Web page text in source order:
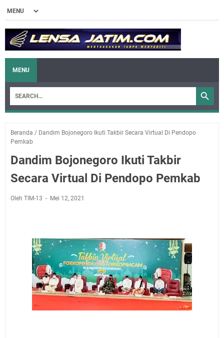
MENU
Beranda / Dandim Bojonegoro Ikuti Takbir Secara Virtual Di Pendopo
Pemkab
Dandim Bojonegoro Ikuti Takbir
Secara Virtual Di Pendopo Pemkab
Oleh TIM-13 Mei 12, 2021